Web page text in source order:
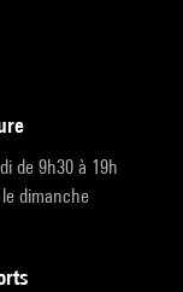
de 9h30 à 19h
dimanche